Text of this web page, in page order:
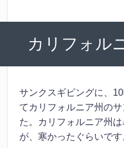
カリフォル
サンクスギビングに、
てカリフォルニア州の
た。カリフォルニア州
が、寒かったぐらいです